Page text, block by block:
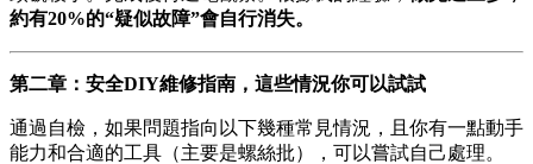
約有20%的“疑似故障”會自行消失。
第二章：安全DIY維修指南，這些情況你可以試試
通過自檢，如果問題指向以下幾種常見情況，且你有一點動手
能力和合適的工具（主要是螺絲批），可以嘗試自己處理。